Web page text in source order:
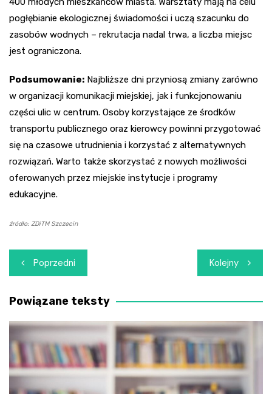
pogłębianie ekologicznej świadomości i uczą szacunku do
zasobów wodnych – rekrutacja nadal trwa, a liczba miejsc
jest ograniczona.
Podsumowanie: Najbliższe dni przyniosą zmiany zarówno
w organizacji komunikacji miejskiej, jak i funkcjonowaniu
części ulic w centrum. Osoby korzystające ze środków
transportu publicznego oraz kierowcy powinni przygotować
się na czasowe utrudnienia i korzystać z alternatywnych
rozwiązań. Warto także skorzystać z nowych możliwości
oferowanych przez miejskie instytucje i programy
edukacyjne.
źródło: ZDiTM Szczecin
Nawigacja
wpisu
Poprzedni Kolejny
Powiązane teksty